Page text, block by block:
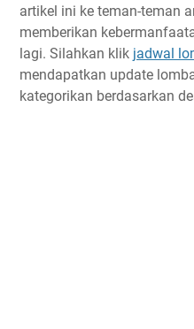
artikel ini ke teman-teman
memberikan
lagi. Silahkan klik jadwal
mendapatkan update
kategorikan berdasarkan